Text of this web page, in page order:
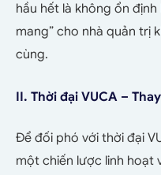
hầu hết là không ổn
mang” cho nhà quản trị
cùng.
II. Thời đại VUCA –
Để đối phó với thời đại
một chiến lược linh hoạt